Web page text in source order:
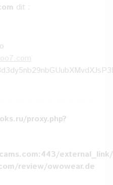
dit :
proxy.php?
review/owowear.de